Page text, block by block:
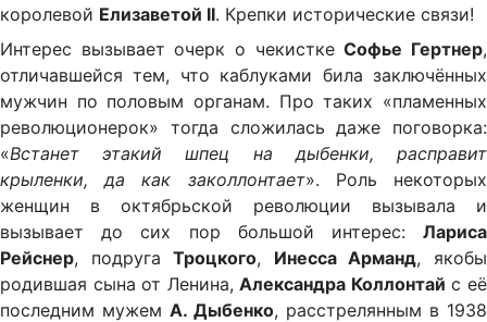
королевой Елизаветой II. Крепки исторические связи!
Интерес вызывает очерк о чекисткеСофье Гертнер,
отличавшейся тем, что каблуками била заключённых
мужчин по половым органам. Про таких «пламенных
революционерок» тогда сложилась даже поговорка:
«Встанет этакий шпец на дыбенки, расправит
крыленки, да как заколлонтает». Роль некоторых
женщин в октябрьской революции вызывала и
вызывает до сих пор большой интерес: Лариса
Рейснер, подругаТроцкого, Инесса Арманд, якобы
родившая сына от Ленина,Александра Коллонтай с её
последним мужем А. Дыбенко, расстрелянным в 1938